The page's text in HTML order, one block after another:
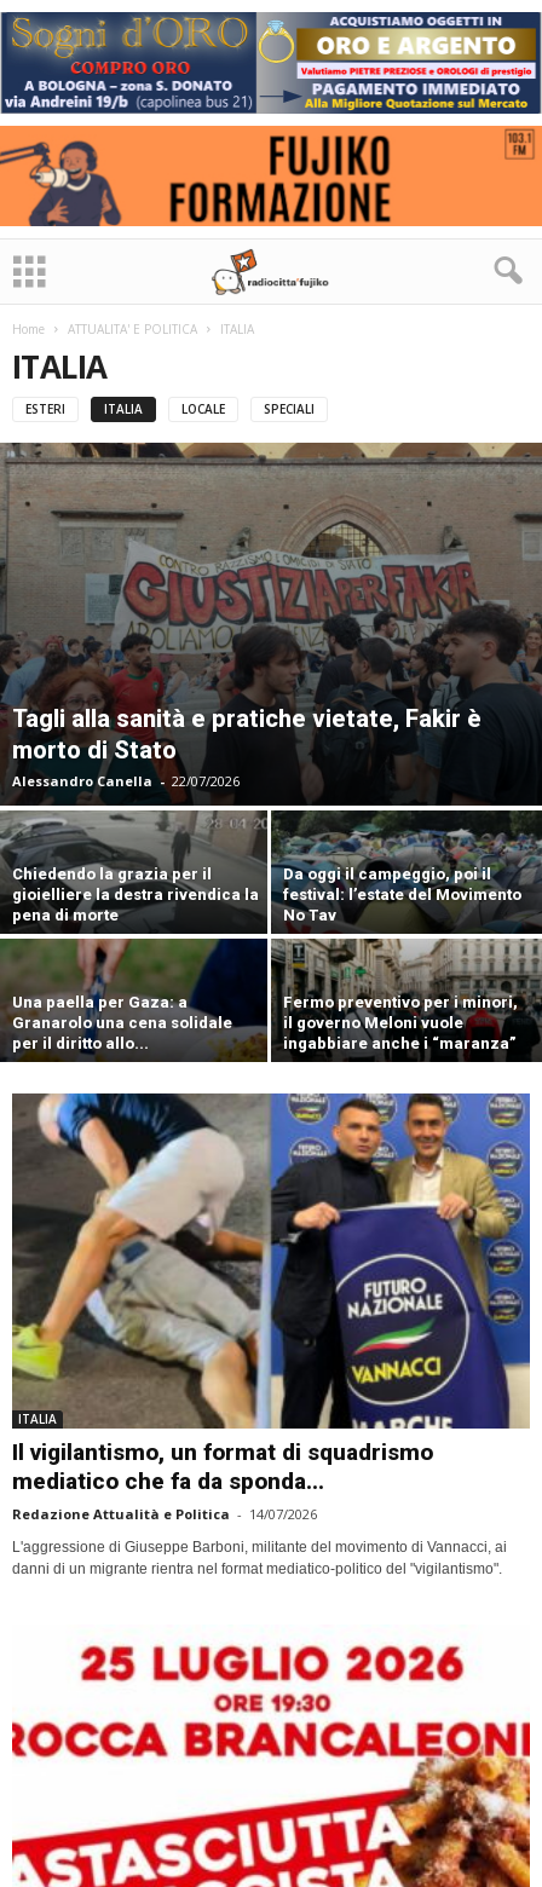
Home ATTUALITA' E POLITICA ITALIA
ITALIA
ESTERI ITALIA LOCALE SPECIALI
Tagli alla sanità e pratiche vietate, Fakir è
morto di Stato
Alessandro Canella - 22/07/2026
Chiedendo la grazia per il
gioielliere la destra rivendica la
pena di morte
Da oggi il campeggio, poi il
festival: l’estate del Movimento
No Tav
Una paella per Gaza: a
Granarolo una cena solidale
per il diritto allo...
Fermo preventivo per i minori,
il governo Meloni vuole
ingabbiare anche i “maranza”
ITALIA
Il vigilantismo, un format di squadrismo
mediatico che fa da sponda...
Redazione Attualità e Politica - 14/07/2026
L'aggressione di Giuseppe Barboni, militante del movimento di Vannacci, ai
danni di un migrante rientra nel format mediatico-politico del "vigilantismo".